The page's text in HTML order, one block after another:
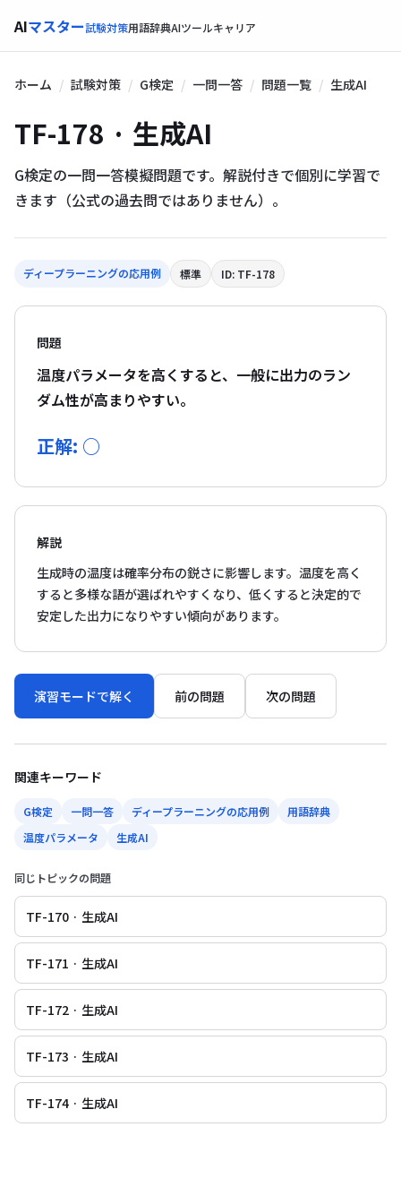
AIマスター試験対策用語辞典AIツールキャリア
ホーム 試験対策 G検定 一問一答 問題一覧 生成AI
TF-178 · 生成AI
G検定の一問一答模擬問題です。解説付きで個別に学習で
きます（公式の過去問ではありません）。
ディープラーニングの応用例 標準 ID: TF-178
問題
温度パラメータを高くすると、一般に出力のラン
ダム性が高まりやすい。
正解: ○
解説
生成時の温度は確率分布の鋭さに影響します。温度を高く
すると多様な語が選ばれやすくなり、低くすると決定的で
安定した出力になりやすい傾向があります。
演習モードで解く 前の問題 次の問題
関連キーワード
G検定 一問一答 ディープラーニングの応用例
用語辞典
温度パラメータ
生成AI
同じトピックの問題
TF-170 · 生成AI
TF-171 · 生成AI
TF-172 · 生成AI
TF-173 · 生成AI
TF-174 · 生成AI